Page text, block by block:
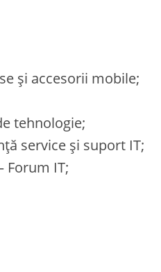
și accesorii mobile;
tehnologie;
service și suport IT;
Forum IT;